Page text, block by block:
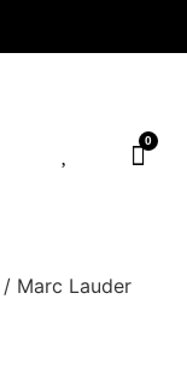
0
/ Marc Lauder